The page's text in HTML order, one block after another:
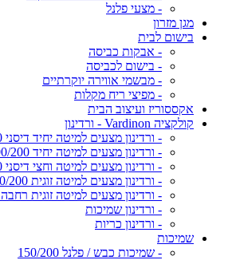
- מצעי פלנל
מגן מזרון
בישום לבית
- אבקות כביסה
- בישום לכביסה
- מבשמי אווירה יוקרתיים
- מפיצי ריח מקלות
אקססוריז ועיצוב הבית
קולקציה Vardinon - ורדינון
- ורדינון מצעים למיטה יחיד דיסני 90/200
- ורדינון מצעים למיטה יחיד 90/200
- ורדינון מצעים למיטה וחצי דיסני 120/200
- ורדינון מצעים למיטה זוגית 160/200
- ורדינון מצעים למיטה זוגית רחבה 180/200
- ורדינון שמיכות
- ורדינון כריות
שמיכות
- שמיכות כבש / פלנל 150/200